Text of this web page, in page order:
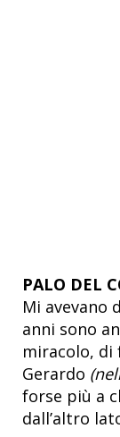
PALO DEL
Mi avevano
anni sono
miracolo, di
Gerardo
forse più a
dall’altro